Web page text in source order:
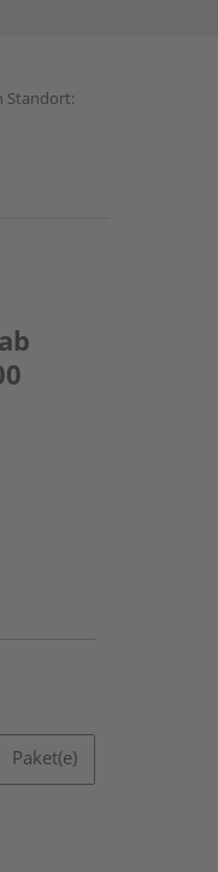
Standort:
Paket(e)